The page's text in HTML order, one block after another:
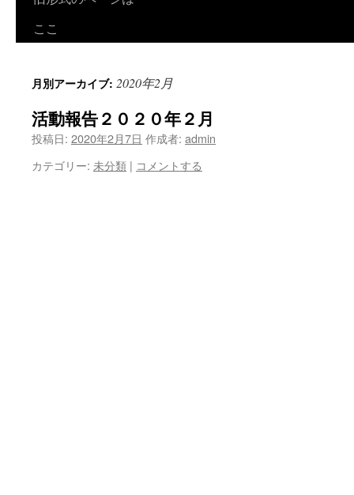
へ
ス
キ
ここ
月別アーカイブ: 2020年2月
活動報告２０２０年２月
投稿日: 2020年2月7日 作成者: admin
カテゴリー: 未分類 | コメントする